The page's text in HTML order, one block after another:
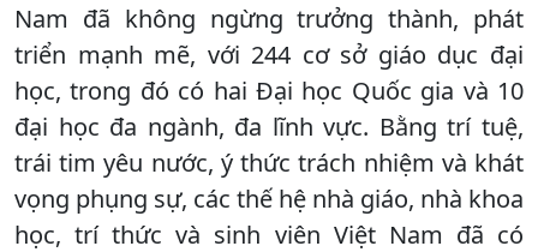
Nam đã không ngừng trưởng thành, phát
triển mạnh mẽ, với 244 cơ sở giáo dục đại
học, trong đó có hai Đại học Quốc gia và 10
đại học đa ngành, đa lĩnh vực. Bằng trí tuệ,
trái tim yêu nước, ý thức trách nhiệm và khát
vọng phụng sự, các thế hệ nhà giáo, nhà khoa
học, trí thức và sinh viên Việt Nam đã có